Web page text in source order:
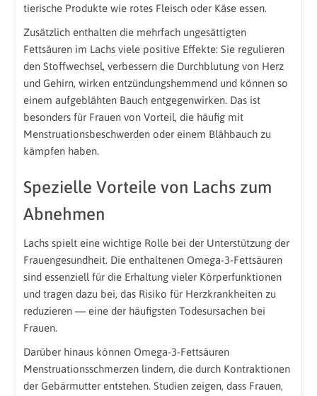
tierische Produkte wie rotes Fleisch oder Käse essen.
Zusätzlich enthalten die mehrfach ungesättigten
Fettsäuren im Lachs viele positive Effekte: Sie regulieren
den Stoffwechsel, verbessern die Durchblutung von Herz
und Gehirn, wirken entzündungshemmend und können so
einem aufgeblähten Bauch entgegenwirken. Das ist
besonders für Frauen von Vorteil, die häufig mit
Menstruationsbeschwerden oder einem Blähbauch zu
kämpfen haben.
Spezielle Vorteile von Lachs zum
Abnehmen
Lachs spielt eine wichtige Rolle bei der Unterstützung der
Frauengesundheit. Die enthaltenen Omega-3-Fettsäuren
sind essenziell für die Erhaltung vieler Körperfunktionen
und tragen dazu bei, das Risiko für Herzkrankheiten zu
reduzieren — eine der häufigsten Todesursachen bei
Frauen.
Darüber hinaus können Omega-3-Fettsäuren
Menstruationsschmerzen lindern, die durch Kontraktionen
der Gebärmutter entstehen. Studien zeigen, dass Frauen,